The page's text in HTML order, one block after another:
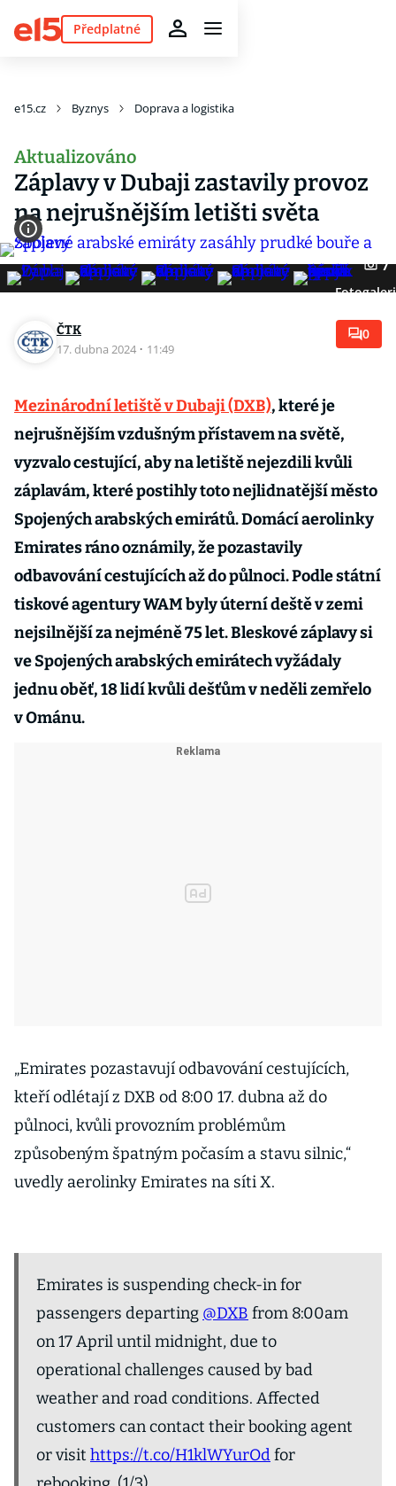
Předplatné
e15.cz Byznys Doprava a logistika
Aktualizováno
Záplavy v Dubaji zastavily provoz
na nejrušnějším letišti světa
7
ČTK
17. dubna 2024 · 11:49
0
Mezinárodní letiště v Dubaji (DXB), které je
nejrušnějším vzdušným přístavem na světě,
vyzvalo cestující, aby na letiště nejezdili kvůli
záplavám, které postihly toto nejlidnatější město
Spojených arabských emirátů. Domácí aerolinky
Emirates ráno oznámily, že pozastavily
odbavování cestujících až do půlnoci. Podle státní
tiskové agentury WAM byly úterní deště v zemi
nejsilnější za nejméně 75 let. Bleskové záplavy si
ve Spojených arabských emirátech vyžádaly
jednu oběť, 18 lidí kvůli dešťům v neděli zemřelo
v Ománu.
„Emirates pozastavují odbavování cestujících,
kteří odlétají z DXB od 8:00 17. dubna až do
půlnoci, kvůli provozním problémům
způsobeným špatným počasím a stavu silnic,“
uvedly aerolinky Emirates na síti X.
Emirates is suspending check-in for
passengers departing @DXB from 8:00am
on 17 April until midnight, due to
operational challenges caused by bad
weather and road conditions. Affected
customers can contact their booking agent
or visit https://t.co/H1klWYurOdfor